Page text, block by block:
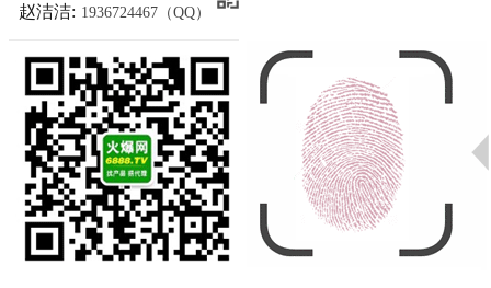
赵洁洁: 1936724467（QQ）